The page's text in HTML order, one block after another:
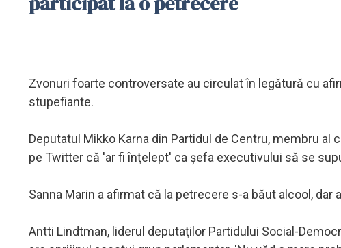
Zvonuri foarte controversate au circulat în legătură cu
stupefiante.
Deputatul Mikko Karna din Partidul de Centru, membru
pe Twitter că 'ar fi înţelept' ca şefa executivului să se
Sanna Marin a afirmat că la petrecere s-a băut alcool,
Antti Lindtman, liderul deputaţilor Partidului Social-